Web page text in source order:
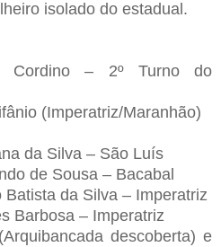
isolado do estadual.
Cordino – 2º Turno do
(Imperatriz/Maranhão)
da Silva – São Luís
de Sousa – Bacabal
da Silva – Imperatriz
Barbosa – Imperatriz
descoberta) e